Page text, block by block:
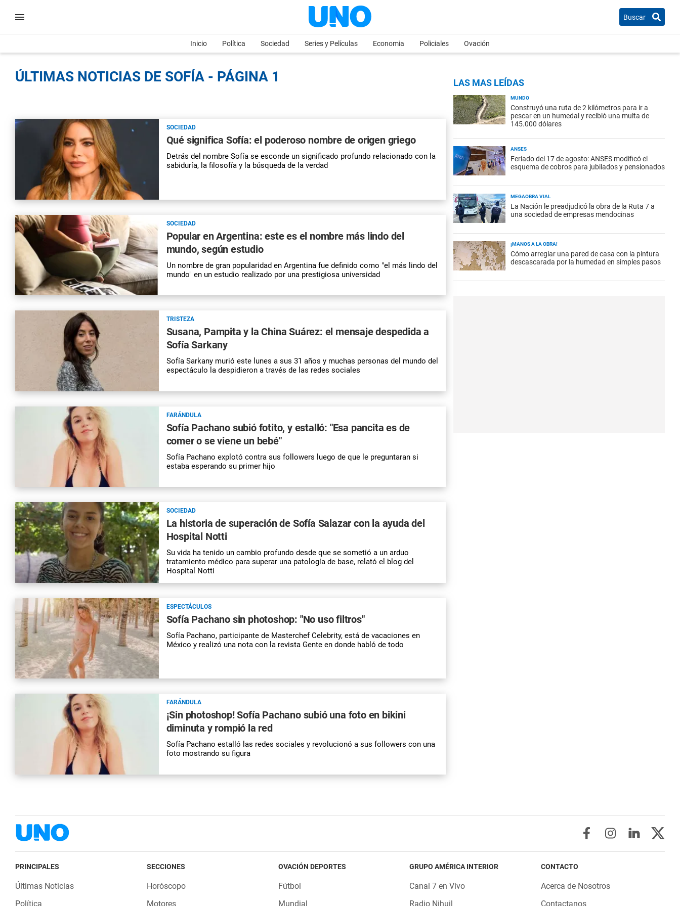
Buscar
Inicio Política Sociedad Series y Películas Economia Policiales Ovación
ÚLTIMAS NOTICIAS DE SOFÍA - PÁGINA 1
SOCIEDAD
Qué significa Sofía: el poderoso nombre de origen griego
Detrás del nombre Sofía se esconde un significado profundo relacionado con la
sabiduría, la filosofía y la búsqueda de la verdad
SOCIEDAD
Popular en Argentina: este es el nombre más lindo del
mundo, según estudio
Un nombre de gran popularidad en Argentina fue definido como "el más lindo del
mundo" en un estudio realizado por una prestigiosa universidad
TRISTEZA
Susana, Pampita y la China Suárez: el mensaje despedida a
Sofía Sarkany
Sofía Sarkany murió este lunes a sus 31 años y muchas personas del mundo del
espectáculo la despidieron a través de las redes sociales
FARÁNDULA
Sofía Pachano subió fotito, y estalló: "Esa pancita es de
comer o se viene un bebé"
Sofía Pachano explotó contra sus followers luego de que le preguntaran si
estaba esperando su primer hijo
SOCIEDAD
La historia de superación de Sofía Salazar con la ayuda del
Hospital Notti
Su vida ha tenido un cambio profundo desde que se sometió a un arduo
tratamiento médico para superar una patología de base, relató el blog del
Hospital Notti
ESPECTÁCULOS
Sofía Pachano sin photoshop: "No uso filtros"
Sofía Pachano, participante de Masterchef Celebrity, está de vacaciones en
México y realizó una nota con la revista Gente en donde habló de todo
FARÁNDULA
¡Sin photoshop! Sofía Pachano subió una foto en bikini
diminuta y rompió la red
Sofía Pachano estalló las redes sociales y revolucionó a sus followers con una
foto mostrando su figura
LAS MAS LEÍDAS
MUNDO
Construyó una ruta de 2 kilómetros para ir a
pescar en un humedal y recibió una multa de
145.000 dólares
ANSES
Feriado del 17 de agosto: ANSES modificó el
esquema de cobros para jubilados y pensionados
MEGAOBRA VIAL
La Nación le preadjudicó la obra de la Ruta 7 a
una sociedad de empresas mendocinas
¡MANOS A LA OBRA!
Cómo arreglar una pared de casa con la pintura
descascarada por la humedad en simples pasos
PRINCIPALES
Últimas Noticias
Política
SECCIONES
Horóscopo
Motores
OVACIÓN DEPORTES
Fútbol
Mundial
GRUPO AMÉRICA INTERIOR
Canal 7 en Vivo
Radio Nihuil
CONTACTO
Acerca de Nosotros
Contactanos